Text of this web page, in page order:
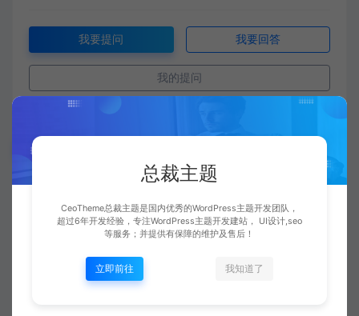
我要提问 我要回答
我的提问
搜索问题
# WordPress安装
# 总统竞选 # 测试标签
总裁主题
CeoTheme总裁主题是国内优秀的WordPress主题开发团队，
超过6年开发经验，专注WordPress主题开发建站， UI设计,seo
等服务；并提供有保障的维护及售后！
立即前往 我知道了